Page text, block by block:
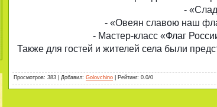
-
- «Овеян славою наш
- Мастер-класс «Флаг
Также для гостей и жителей села были
Просмотров: 383 Добавил: Golovchino Рейтинг: 0.0/0